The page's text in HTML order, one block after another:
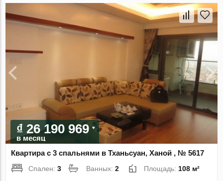
₫ 26 190 969
в месяц
Квартира с 3 спальнями в Тханьсуан, Ханой , № 5617
Спален:3 Ванных:2 Площадь:108 м²